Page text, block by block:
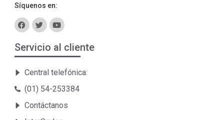
Síquenos en:
Servicio al cliente
Central telefónica:
(01) 54-253384
Contáctanos